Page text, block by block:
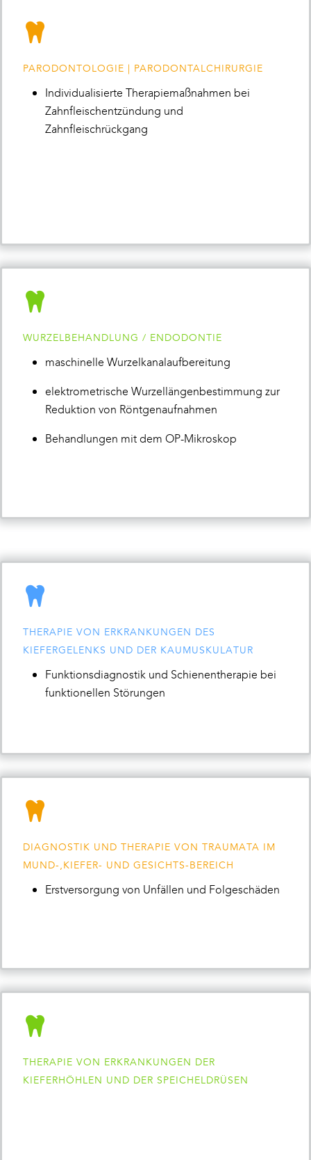
PARODONTOLOGIE | PARODONTALCHIRURGIE
Individualisierte Therapiemaßnahmen bei
Zahnfleischentzündung und
Zahnfleischrückgang
WURZELBEHANDLUNG / ENDODONTIE
maschinelle Wurzelkanalaufbereitung
elektrometrische Wurzellängenbestimmung zur
Reduktion von Röntgenaufnahmen
Behandlungen mit dem OP-Mikroskop
THERAPIE VON ERKRANKUNGEN DES
KIEFERGELENKS UND DER KAUMUSKULATUR
Funktionsdiagnostik und Schienentherapie bei
funktionellen Störungen
DIAGNOSTIK UND THERAPIE VON TRAUMATA IM
MUND-,KIEFER- UND GESICHTS-BEREICH
Erstversorgung von Unfällen und Folgeschäden
THERAPIE VON ERKRANKUNGEN DER
KIEFERHÖHLEN UND DER SPEICHELDRÜSEN